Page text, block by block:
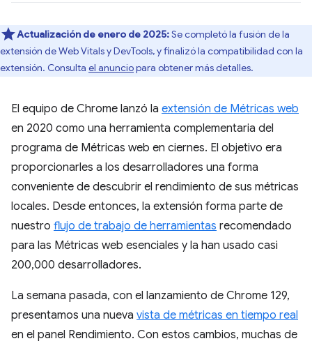
Actualización de enero de 2025:Se completó la fusión de la
extensión de Web Vitals y DevTools, y finalizó la compatibilidad con la
extensión. Consulta el anunciopara obtener más detalles.
El equipo de Chrome lanzó la extensión de Métricas web
en 2020 como una herramienta complementaria del
programa de Métricas web en ciernes. El objetivo era
proporcionarles a los desarrolladores una forma
conveniente de descubrir el rendimiento de sus métricas
locales. Desde entonces, la extensión forma parte de
nuestro flujo de trabajo de herramientas recomendado
para las Métricas web esenciales y la han usado casi
200,000 desarrolladores.
La semana pasada, con el lanzamiento de Chrome 129,
presentamos una nueva vista de métricas en tiempo real
en el panel Rendimiento. Con estos cambios, muchas de